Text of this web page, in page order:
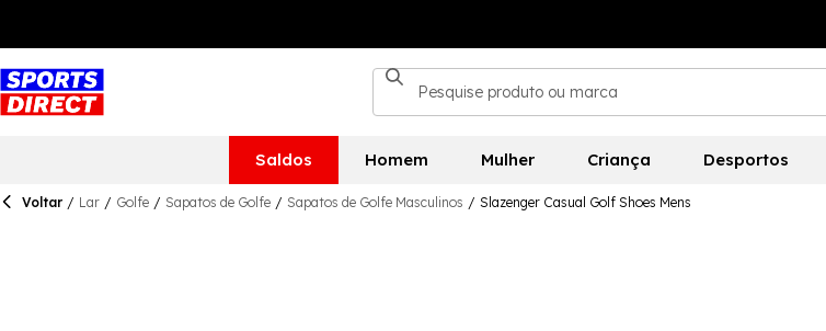
Saldos Homem Mulher Criança Desportos
Voltar / Lar / Golfe / Sapatos de Golfe / Sapatos de Golfe Masculinos / Slazenger Casual Golf Shoes Mens